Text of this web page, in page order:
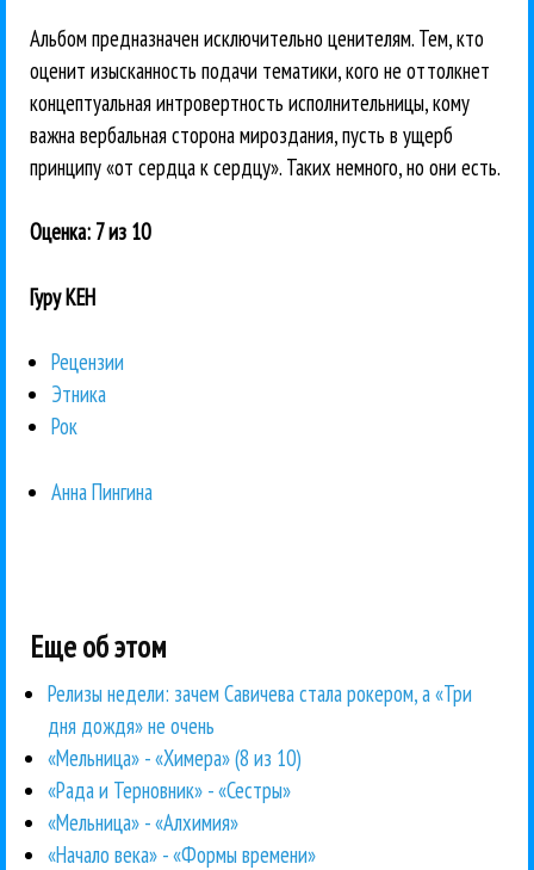
Альбом предназначен исключительно ценителям. Тем, кто
оценит изысканность подачи тематики, кого не оттолкнет
концептуальная интровертность исполнительницы, кому
важна вербальная сторона мироздания, пусть в ущерб
принципу «от сердца к сердцу». Таких немного, но они есть.
Оценка: 7 из 10
Гуру КЕН
Рецензии
Этника
Рок
Анна Пингина
Еще об этом
Релизы недели: зачем Савичева стала рокером, а «Три
дня дождя» не очень
«Мельница» - «Химера» (8 из 10)
«Рада и Терновник» - «Сестры»
«Мельница» - «Алхимия»
«Начало века» - «Формы времени»